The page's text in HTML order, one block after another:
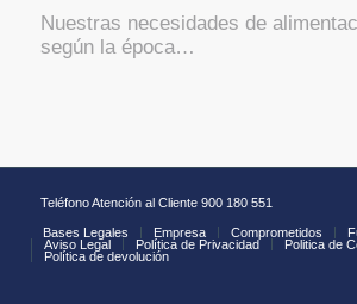
Nuestras necesidades de
según la época…
Teléfono Atención al Cliente 900 180 551
Bases Legales Empresa Comprometidos
Aviso Legal
Política de Privacidad
Politica de
Política de devolución